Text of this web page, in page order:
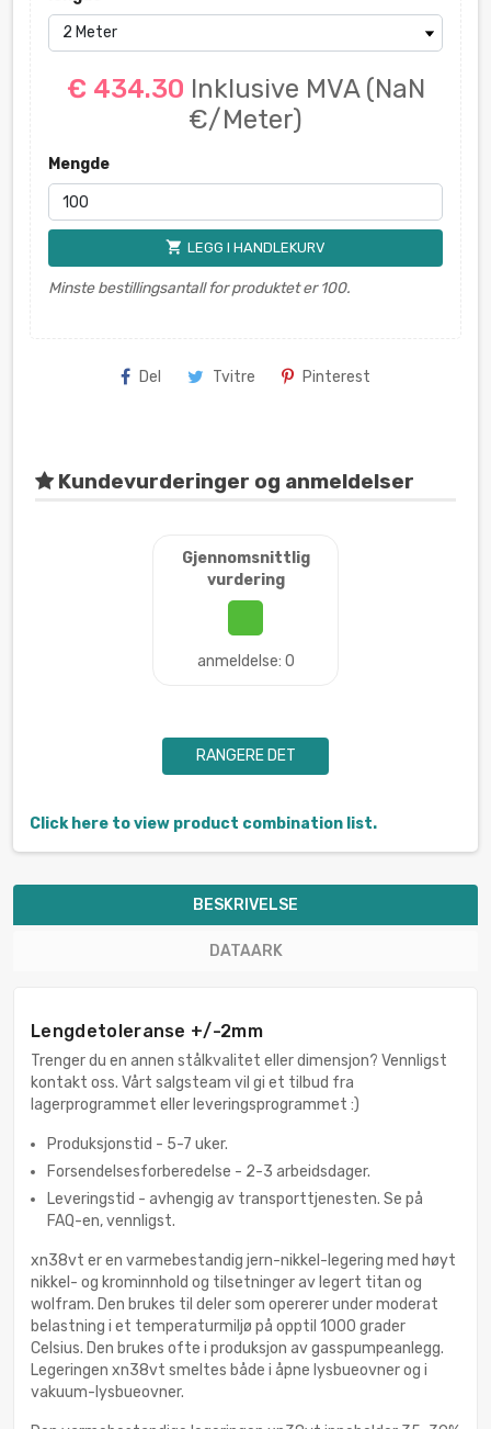
€ 434.30 Inklusive MVA (NaN
€/Meter)
Mengde
shopping_cart LEGG I HANDLEKURV
Minste bestillingsantall for produktet er 100.
Del Tvitre Pinterest
Kundevurderinger og anmeldelser
Gjennomsnittlig
vurdering
anmeldelse: 0
RANGERE DET
Click here to view product combination list.
BESKRIVELSE
DATAARK
Lengdetoleranse +/-2mm
Trenger du en annen stålkvalitet eller dimensjon? Vennligst
kontakt oss. Vårt salgsteam vil gi et tilbud fra
lagerprogrammet eller leveringsprogrammet :)
Produksjonstid - 5-7 uker.
Forsendelsesforberedelse - 2-3 arbeidsdager.
Leveringstid - avhengig av transporttjenesten. Se på
FAQ-en, vennligst.
xn38vt er en varmebestandig jern-nikkel-legering med høyt
nikkel- og krominnhold og tilsetninger av legert titan og
wolfram. Den brukes til deler som opererer under moderat
belastning i et temperaturmiljø på opptil 1000 grader
Celsius. Den brukes ofte i produksjon av gasspumpeanlegg.
Legeringen xn38vt smeltes både i åpne lysbueovner og i
vakuum-lysbueovner.